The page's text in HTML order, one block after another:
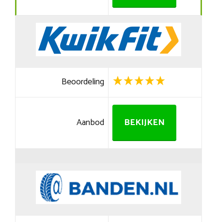
Beoordeling
Aanbod BEKIJKEN